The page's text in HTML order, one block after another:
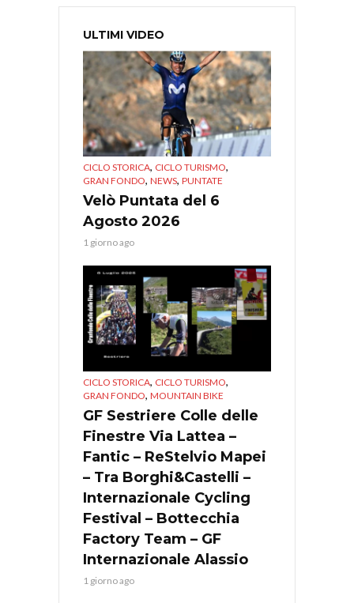
ULTIMI VIDEO
CICLO STORICA, CICLO TURISMO,
GRAN FONDO, NEWS, PUNTATE
Velò Puntata del 6
Agosto 2026
1 giorno ago
CICLO STORICA, CICLO TURISMO,
GRAN FONDO, MOUNTAIN BIKE
GF Sestriere Colle delle
Finestre Via Lattea –
Fantic – ReStelvio Mapei
– Tra Borghi&Castelli –
Internazionale Cycling
Festival – Bottecchia
Factory Team – GF
Internazionale Alassio
1 giorno ago